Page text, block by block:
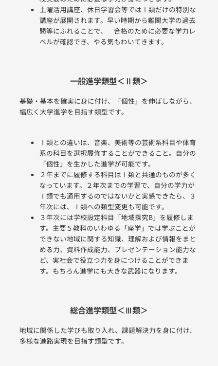
土曜活用講座、休日学習会等ではⅠ類だけの特別な
講座が展開されます。早い時期から難関大学の過去
問等にふれることで、 合格のために必要な学力レ
ベルが確認でき、やる気もわいてきます。
一般進学類型＜Ⅱ類＞
基礎・基本を確実に身に付け、「個性」を伸ばしながら、
幅広く大学進学を目指す類型です。
Ⅰ類との違いは、音楽、美術等の芸術系科目や体育
系の科目を選択履修することができること。自分の
「個性」を生かした進学が可能です。
２年までに履修する科目はⅠ類と共通のものが多く
なっています。２年次までの学習で、自分の学力が
Ⅰ類でも通用するのではないかと実感できたら、３
年次には、Ⅰ類への類型変更も可能です。
３年次には学校設定科目「地域探究B」を履修しま
す。主要５教科のいわゆる「座学」では学ぶことが
できない地域に関する知識、理解および情報をまと
める力、資料作成能力、プレゼンテーション能力な
ど、実社会で役立つ力を身につけることができま
す。もちろん進学にも大きな武器になります。
総合進学類型＜Ⅲ類＞
地域に関係した学びも取り入れ、課題解決力を身に付け、
多様な進路実現を目指す類型です。